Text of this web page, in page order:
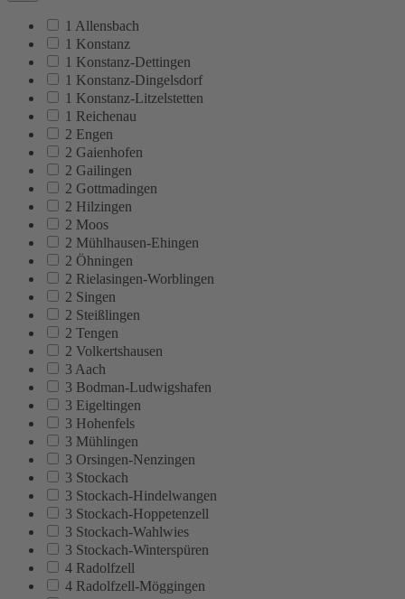
1 Allensbach
1 Konstanz
1 Konstanz-Dettingen
1 Konstanz-Dingelsdorf
1 Konstanz-Litzelstetten
1 Reichenau
2 Engen
2 Gaienhofen
2 Gailingen
2 Gottmadingen
2 Hilzingen
2 Moos
2 Mühlhausen-Ehingen
2 Öhningen
2 Rielasingen-Worblingen
2 Singen
2 Steißlingen
2 Tengen
2 Volkertshausen
3 Aach
3 Bodman-Ludwigshafen
3 Eigeltingen
3 Hohenfels
3 Mühlingen
3 Orsingen-Nenzingen
3 Stockach
3 Stockach-Hindelwangen
3 Stockach-Hoppetenzell
3 Stockach-Wahlwies
3 Stockach-Winterspüren
4 Radolfzell
4 Radolfzell-Möggingen